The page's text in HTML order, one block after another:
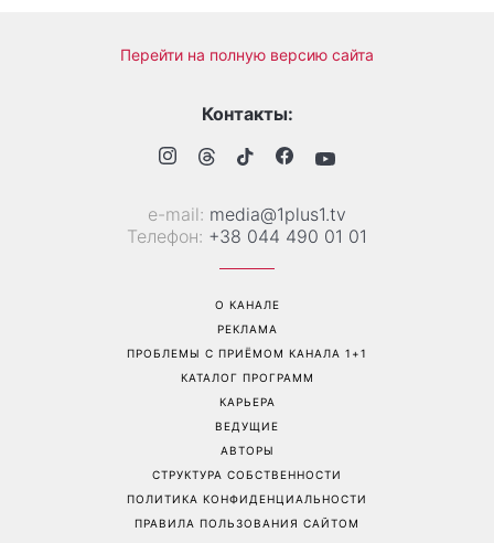
психолог объяснила,
почему на самом деле
Барбир показала редкие
семейные фото с 14-
летним сыном